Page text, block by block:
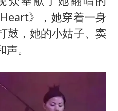
Heart》，她穿着一身
鼓，她的小姑子、窦
。